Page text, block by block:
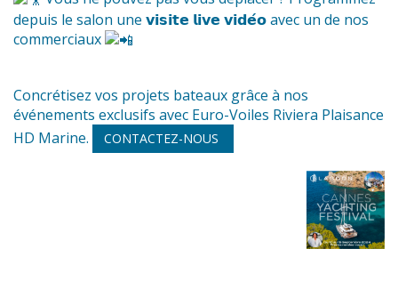
depuis le salon une 𝘃𝗶𝘀𝗶𝘁𝗲 𝗹𝗶𝘃𝗲 𝘃𝗶𝗱𝗲́𝗼 avec un de nos
commerciaux
Concrétisez vos projets bateaux grâce à nos
événements exclusifs avec Euro-Voiles Riviera Plaisance
HD Marine.
CONTACTEZ-NOUS